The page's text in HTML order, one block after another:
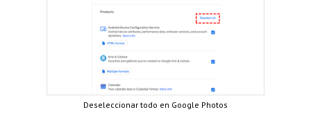
Deseleccionar todo en Google Photos